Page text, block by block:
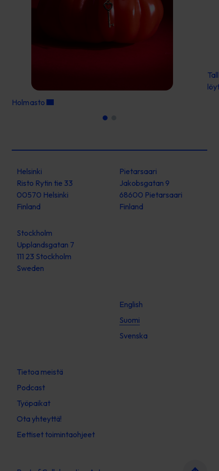
Holmasto
Helsinki
Risto Rytin tie 33
00570 Helsinki
Finland
Pietarsaari
Jakobsgatan 9
68600 Pietarsaari
Finland
Stockholm
Upplandsgatan 7
111 23 Stockholm
Sweden
English
Suomi
Svenska
Tietoa meistä
Podcast
Työpaikat
Ota yhteyttä!
Eettiset toimintaohjeet